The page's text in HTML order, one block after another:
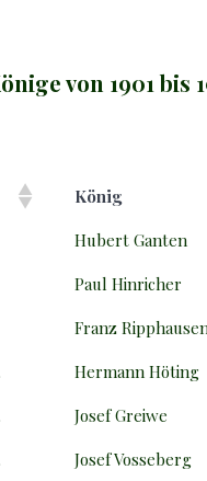
von 1901 bis
König
Hubert Ganten
Paul Hinricher
Franz
Hermann Höting
Josef Greiwe
Josef Vosseberg